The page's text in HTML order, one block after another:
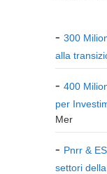
300
alla
400
per
Mer
Pnrr &
settori